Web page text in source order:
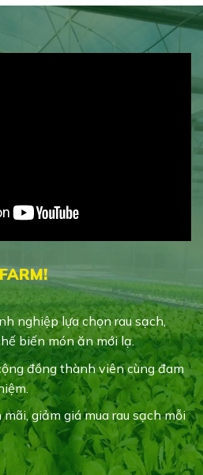
nghiệp lựa chọn rau sạch,
biến món ăn mới lạ.
đồng thành viên cùng đam
giảm giá mua rau sạch mỗi